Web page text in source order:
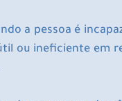
a pessoa é
ou ineficiente em